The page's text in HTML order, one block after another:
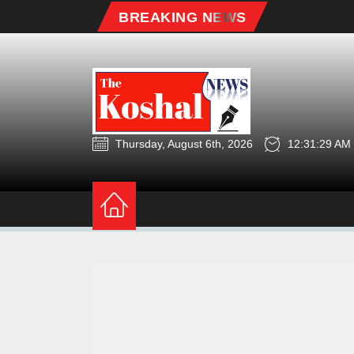
BREAKING NEWS
Thursday, August 6th, 2026 12:31:29 AM